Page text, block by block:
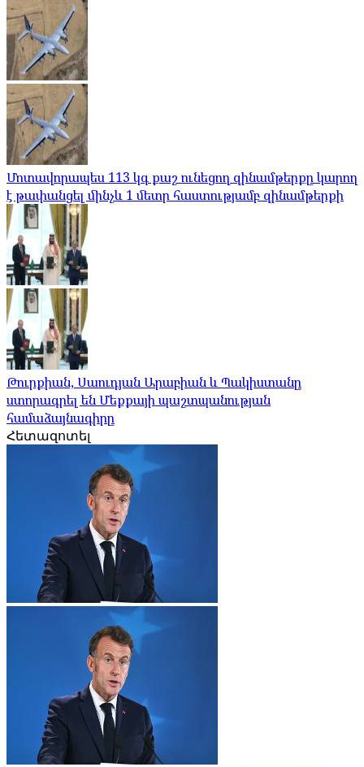
Մոտավորապես 113 կգ քաշ ունեցող զինամթերքը կարող
է թափանցել մինչև 1 մետր հաստությամբ զինամթերքի
Թուրքիան, Սաուդյան Արաբիան և Պակիստանը
ստորագրել են Մեքքայի պաշտպանության
համաձայնագիրը
Հետազոտել